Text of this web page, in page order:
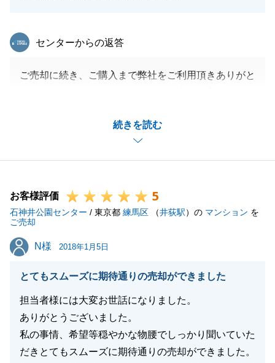
続きを読む
東急リバブル
センターからの返答
ご売却に続き、ご購入まで弊社をご利用頂きありがと
初めにご案内したお部屋は他の方からお申込みが入っ
てしまいましたが、お客様自身から気になる物件のご
連絡を頂き、私も買い逃しがないように迅速に対応致
改めて気付き、私としてもとても良い経験になりまし
た。
結果として、周辺環境等から見てもお客様のご要望に
あったお部屋をご購入頂けたと思います。更には購入
今後もお客様にとってベストなご提案が出来るよう
日々精進いたします。今後とも宜しくお願い致しま
す。
お客様評価 5
石神井公園センター / 東京都 練馬区 （井荻駅）の マンション を
ご売却
N様
N様 2018年1月5日
とてもスムーズに期待通りの売却ができました
担当者様には大変お世話になりました。
ありがとうございました。
私の事情、希望等穏やかな物腰でしっかり聞いていた
だきとてもスムーズに期待通りの売却ができました。